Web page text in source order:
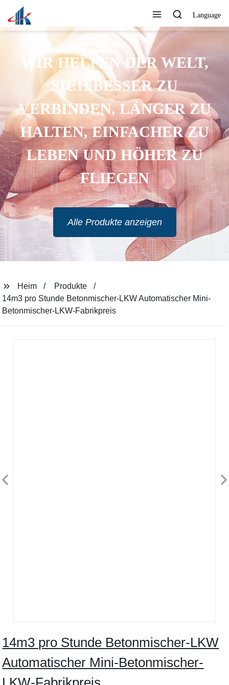
Language
WIR HELFEN DER WELT,
SICH BESSER ZU
VERBINDEN, LÄNGER ZU
HALTEN, EINFACHER ZU
LEBEN UND HÖHER ZU
FLIEGEN
Alle Produkte anzeigen
Heim
Produkte
14m3 pro Stunde Betonmischer-LKW Automatischer Mini-
Betonmischer-LKW-Fabrikpreis
14m3 pro Stunde Betonmischer-LKW
Automatischer Mini-Betonmischer-